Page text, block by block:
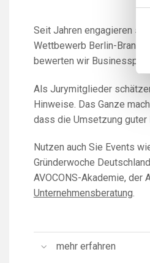
Seit Jahren engagieren
Wettbewerb Berlin-
bewerten wir
Als Jurymitglieder
Hinweise. Das Ganze
dass die Umsetzung guter
Nutzen auch Sie Events
Gründerwoche
AVOCONS-Akademie, der
Unternehmensberatung.
mehr erfahren